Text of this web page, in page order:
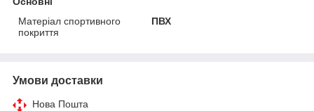
Матеріал спортивного
покриття
ПВХ
Умови доставки
Нова Пошта